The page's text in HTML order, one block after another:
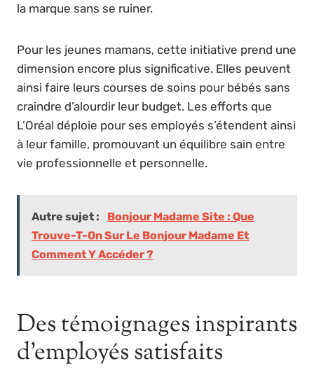
la marque sans se ruiner.
Pour les jeunes mamans, cette initiative prend une
dimension encore plus significative. Elles peuvent
ainsi faire leurs courses de soins pour bébés sans
craindre d’alourdir leur budget. Les efforts que
L’Oréal déploie pour ses employés s’étendent ainsi
à leur famille, promouvant un équilibre sain entre
vie professionnelle et personnelle.
Autre sujet :
Bonjour Madame Site : Que
Trouve-T-On Sur Le Bonjour Madame Et
Comment Y Accéder ?
Des témoignages inspirants
d’employés satisfaits